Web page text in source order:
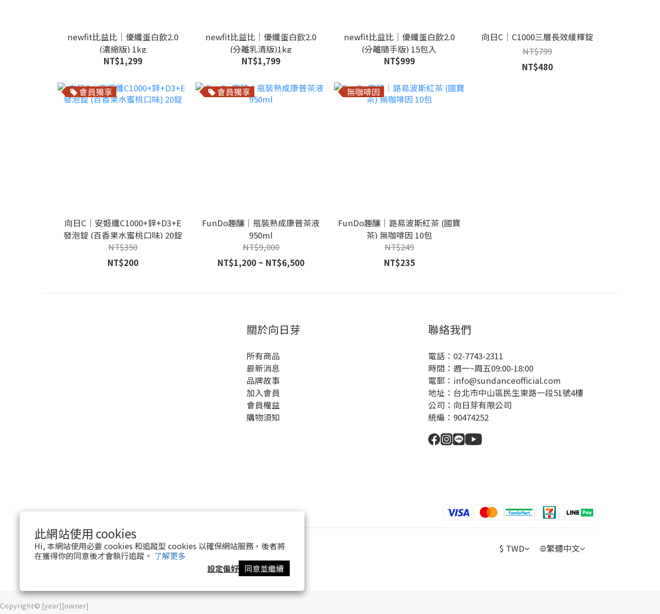
此網站使用 cookies
Hi, 本網站使用必要 cookies 和追蹤型 cookies 以確保網站服務，後者將
在獲得你的同意後才會執行追蹤。 了解更多
設定偏好 同意並繼續
newfit比益比｜優纖蛋白飲2.0
(濃縮版) 1kg
NT$1,299
newfit比益比｜優纖蛋白飲2.0
(分離乳清版)1kg
NT$1,799
newfit比益比｜優纖蛋白飲2.0
(分離隨手版) 15包入
NT$999
向日C｜C1000三層長效緩釋錠
NT$799
NT$480
會員獨享
向日C｜安姬纖C1000+鋅+D3+E
發泡錠 (百香果水蜜桃口味) 20錠
NT$350
NT$200
會員獨享
FunDo趣釀｜瓶裝熟成康普茶液
950ml
NT$9,000
NT$1,200 ~ NT$6,500
無咖啡因
FunDo趣釀｜路易波斯紅茶 (國寶
茶) 無咖啡因 10包
NT$249
NT$235
關於向日芽
所有商品
最新消息
品牌故事
加入會員
會員權益
購物須知
聯絡我們
電話：02-7743-2311
時間：週一~周五09:00-18:00
電郵：info@sundanceofficial.com
地址：台北市中山區民生東路一段51號4樓
公司：向日芽有限公司
統編：90474252
$ TWD 繁體中文
Copyright© [year][owner]